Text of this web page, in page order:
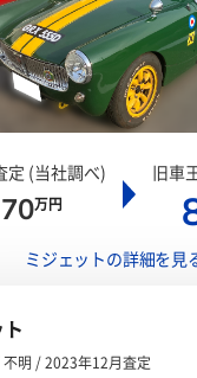
定 (当社調べ)
70万円
旧車
ミジェットの詳細を見
明 / 2023年12月査定